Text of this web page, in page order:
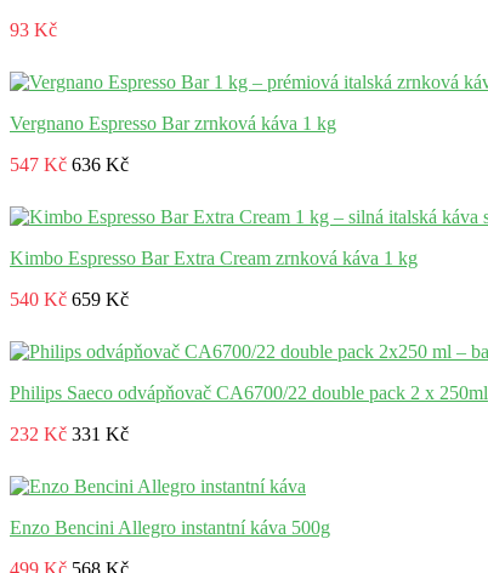
93 Kč
Vergnano Espresso Bar zrnková káva 1 kg
547 Kč 636 Kč
Kimbo Espresso Bar Extra Cream zrnková káva 1 kg
540 Kč 659 Kč
Philips Saeco odvápňovač CA6700/22 double pack 2 x 250ml
232 Kč 331 Kč
Enzo Bencini Allegro instantní káva 500g
499 Kč 568 Kč